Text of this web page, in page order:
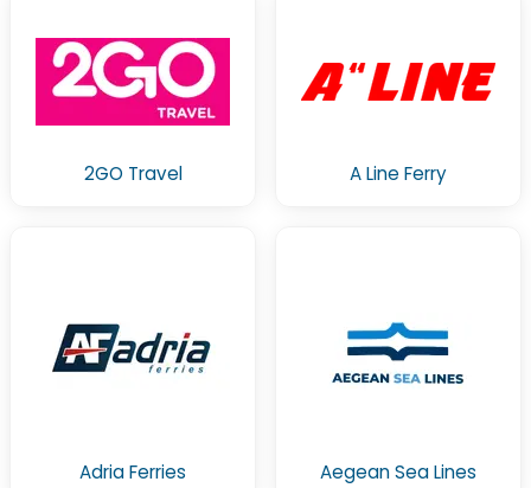
2GO Travel A Line Ferry
Adria Ferries Aegean Sea Lines